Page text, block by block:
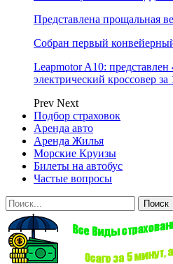
Представлена прощальная
Собран первый
Leapmotor A10:
электрический кроссовер
Prev Next
Подбор страховок
Аренда авто
Аренда Жилья
Морские Круизы
Билеты на автобус
Частые вопросы